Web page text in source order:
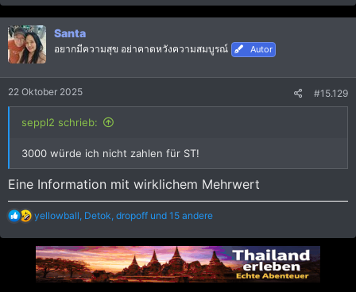
a
k
t
i
o
n
:
Santa
อยากมีความสุข อย่าคาดหวังความสมบูรณ์ Autor
22 Oktober 2025 #15.129
seppl2 schrieb:
3000 würde ich nicht zahlen für ST!
Eine Information mit wirklichem Mehrwert
R
a
k
t
yellowball Detok dropoff und 15 andere